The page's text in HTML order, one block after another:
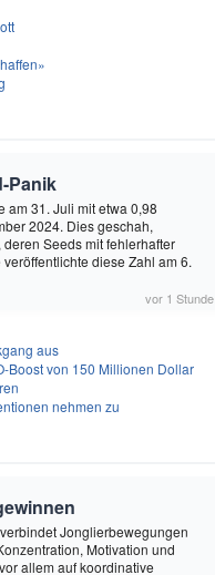
Panik
am 31. Juli mit etwa 0,98
2024. Dies geschah,
Seeds mit fehlerhafter
diese Zahl am 6.
vor 1 Stunde
aus
Boost von 150 Millionen Dollar
nehmen zu
Jonglierbewegungen
Motivation und
allem auf koordinative